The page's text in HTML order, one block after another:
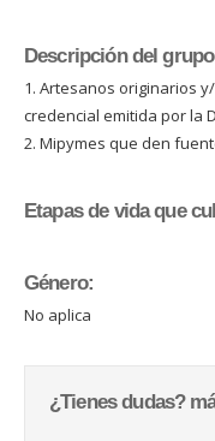
Descripción del
1. Artesanos originarios
credencial emitida por la
2. Mipymes que den
Etapas de vida que
Género:
No aplica
¿Tienes dudas?